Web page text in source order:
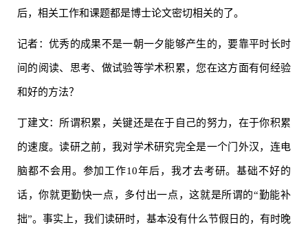
后，相关工作和课题都是博士论文密切相关的了。
记者：优秀的成果不是一朝一夕能够产生的，要靠平时长时
间的阅读、思考、做试验等学术积累，您在这方面有何经验
和好的方法？
丁建文：所谓积累，关键还是在于自己的努力，在于你积累
的速度。读研之前，我对学术研究完全是一个门外汉，连电
脑都不会用。参加工作10年后，我才去考研。基础不好的
话，你就更勤快一点，多付出一点，这就是所谓的“勤能补
拙”。事实上，我们读研时，基本没有什么节假日的，有时晚